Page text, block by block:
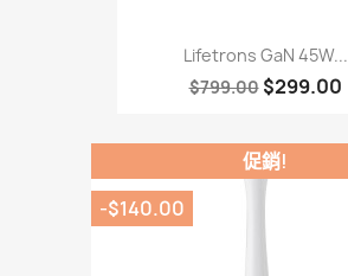
Lifetrons GaN 45W...
$799.00 $299.00
促銷!
-$140.00